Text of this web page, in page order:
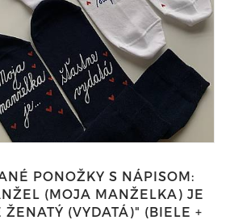
PONOŽKY S NÁPISOM:
(MOJA MANŽELKA) JE
ŽENATÝ (VYDATÁ)" (BIELE +